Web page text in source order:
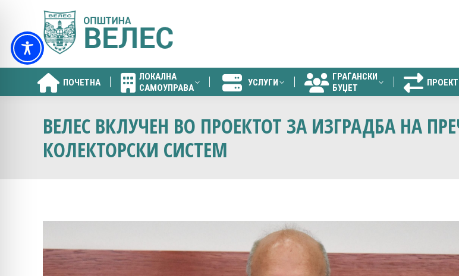
ПОЧЕТНА
ЛОКАЛНА
САМОУПРАВА
УСЛУГИ
ГРАЃАНСКИ
БУЏЕТ
ВЕЛЕС ВКЛУЧЕН ВО ПРОЕКТОТ ЗА ИЗГРАДБА НА
КОЛЕКТОРСКИ СИСТЕМ
ПОЧЕТНА